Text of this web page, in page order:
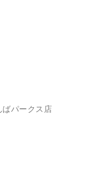
ばパークス店